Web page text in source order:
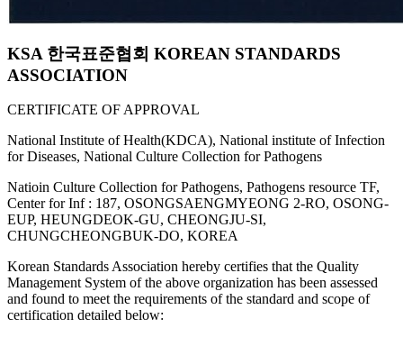
KSA 한국표준협회 KOREAN STANDARDS
ASSOCIATION
CERTIFICATE OF APPROVAL
National Institute of Health(KDCA), National institute of Infection
for Diseases, National Culture Collection for Pathogens
Natioin Culture Collection for Pathogens, Pathogens resource TF,
Center for Inf : 187, OSONGSAENGMYEONG 2-RO, OSONG-
EUP, HEUNGDEOK-GU, CHEONGJU-SI,
CHUNGCHEONGBUK-DO, KOREA
Korean Standards Association hereby certifies that the Quality
Management System of the above organization has been assessed
and found to meet the requirements of the standard and scope of
certification detailed below: